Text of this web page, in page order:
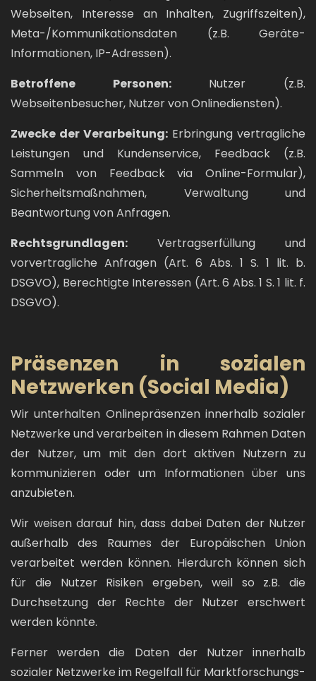
Webseiten, Interesse an Inhalten, Zugriffszeiten),
Meta-/Kommunikationsdaten (z.B. Geräte-
Informationen, IP-Adressen).
Betroffene Personen:Nutzer (z.B.
Webseitenbesucher, Nutzer von Onlinediensten).
Zwecke der Verarbeitung: Erbringung vertragliche
Leistungen und Kundenservice, Feedback (z.B.
Sammeln von Feedback via Online-Formular),
Sicherheitsmaßnahmen, Verwaltung und
Beantwortung von Anfragen.
Rechtsgrundlagen: Vertragserfüllung und
vorvertragliche Anfragen (Art. 6 Abs. 1 S. 1 lit. b.
DSGVO), Berechtigte Interessen (Art. 6 Abs. 1 S. 1 lit. f.
DSGVO).
Präsenzen in sozialen
Netzwerken (Social Media)
Wir unterhalten Onlinepräsenzen innerhalb sozialer
Netzwerke und verarbeiten in diesem Rahmen Daten
der Nutzer, um mit den dort aktiven Nutzern zu
kommunizieren oder um Informationen über uns
anzubieten.
Wir weisen darauf hin, dass dabei Daten der Nutzer
außerhalb des Raumes der Europäischen Union
verarbeitet werden können. Hierdurch können sich
für die Nutzer Risiken ergeben, weil so z.B. die
Durchsetzung der Rechte der Nutzer erschwert
werden könnte.
Ferner werden die Daten der Nutzer innerhalb
sozialer Netzwerke im Regelfall für Marktforschungs-